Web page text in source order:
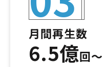
月間再生数
6.5億回～